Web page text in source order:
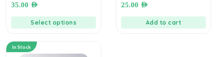
Nablus Soap)● 700 mL.
صابون زيت الزيتون السائل انور
كنعان نابلس
35.00 AED
Select options
25.00 AED
Add to cart
In Stock